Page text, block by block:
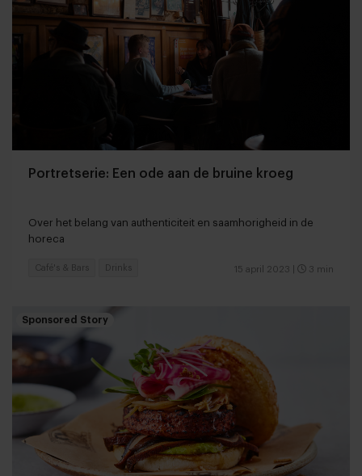
Portretserie: Een ode aan de bruine kroeg
Over het belang van authenticiteit en saamhorigheid in de
horeca
15 april 2023 3 min
Café's & Bars Drinks
Sponsored Story